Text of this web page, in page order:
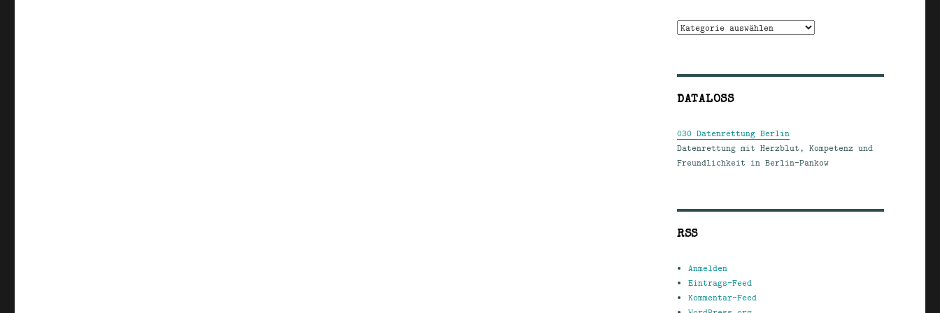
Kategorien
DATALOSS
030 Datenrettung Berlin
Datenrettung mit Herzblut, Kompetenz und
Freundlichkeit in Berlin-Pankow
RSS
Anmelden
Eintrags-Feed
Kommentar-Feed